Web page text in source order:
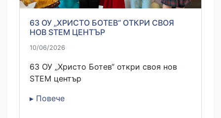
63 ОУ „ХРИСТО БОТЕВ“ ОТКРИ СВОЯ
НОВ STEM ЦЕНТЪР
10/06/2026
63 ОУ „Христо Ботев“ откри своя нов
STEM център
▸ Повече